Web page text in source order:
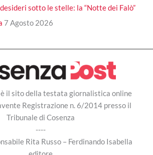
sotto le stelle: la “Notte dei Falò”
7 Agosto 2026
il sito della testata giornalistica online
Registrazione n. 6/2014 presso il
Tribunale di Cosenza
----
Rita Russo – Ferdinando Isabella